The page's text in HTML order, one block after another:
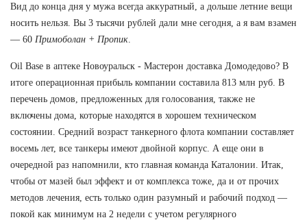
Вид до конца дня у мужа всегда аккуратный, а дольше летние вещи
носить нельзя. Вы 3 тысячи рублей дали мне сегодня, а я вам взамен
— 60 Примоболан + Пропик
Oil Base в аптеке Новоуральск - Мастерон доставка Домодедово? В
итоге операционная прибыль компании составила 813 млн руб. В
перечень домов, предложенных для голосования, также не
включены дома, которые находятся в хорошем техническом
состоянии. Средний возраст танкерного флота компании составляет
восемь лет, все танкеры имеют двойной корпус. А еще они в
очередной раз напомнили, кто главная команда Каталонии. Итак,
чтобы от мазей был эффект и от комплекса тоже, да и от прочих
методов лечения, есть только один разумный и рабочий подход —
покой как минимум на 2 недели с учетом регулярного